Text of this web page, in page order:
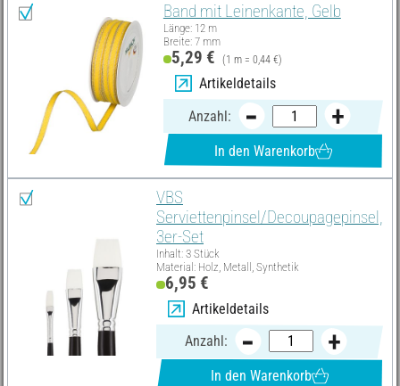
Band mit Leinenkante, Gelb
Länge: 12 m
Breite: 7 mm
5,29 € (1 m = 0,44 €)
Artikeldetails
Anzahl:
In den Warenkorb
VBS
Serviettenpinsel/Decoupagepinsel,
3er-Set
Inhalt: 3 Stück
Material: Holz, Metall, Synthetik
6,95 €
Artikeldetails
Anzahl:
In den Warenkorb